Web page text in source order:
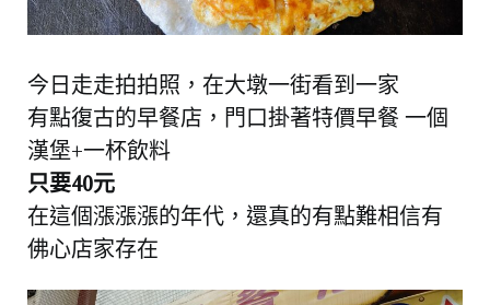
今日走走拍拍照，在大墩一街看到一家
有點復古的早餐店，門口掛著特價早餐 一個
漢堡+一杯飲料
只要40元
在這個漲漲漲的年代，還真的有點難相信有
佛心店家存在